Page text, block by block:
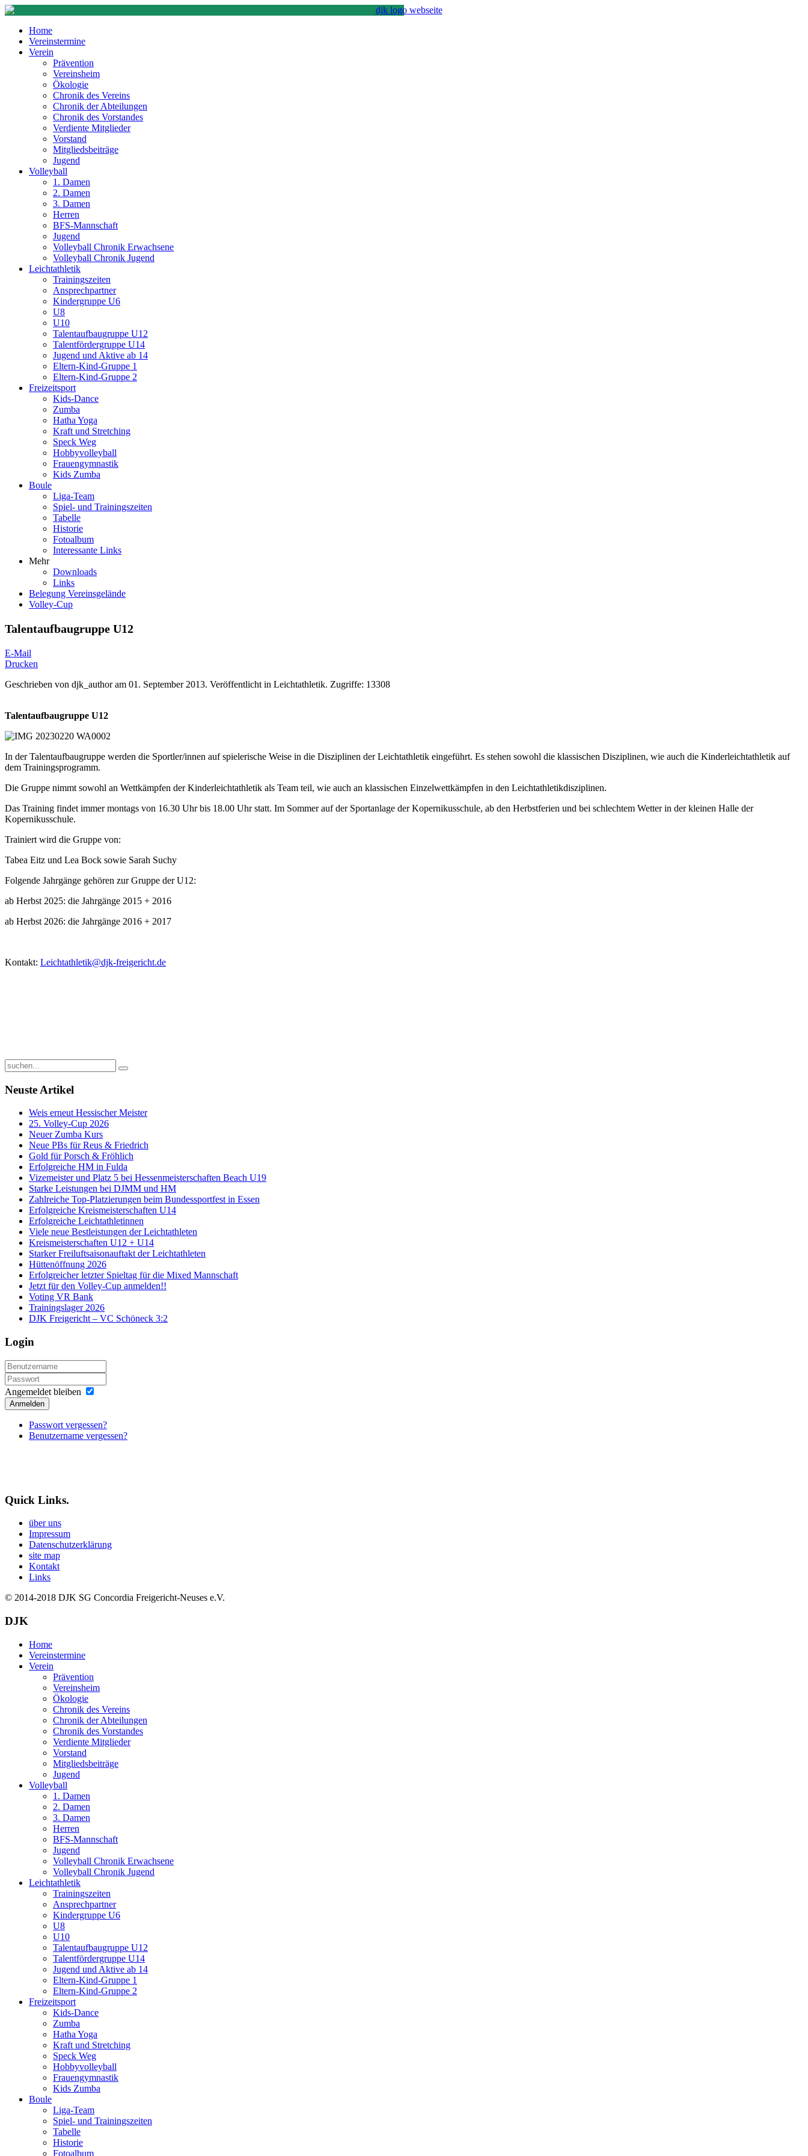
Home
Vereinstermine
Verein
Prävention
Vereinsheim
Ökologie
Chronik des Vereins
Chronik der Abteilungen
Chronik des Vorstandes
Verdiente Mitglieder
Vorstand
Mitgliedsbeiträge
Jugend
Volleyball
1. Damen
2. Damen
3. Damen
Herren
BFS-Mannschaft
Jugend
Volleyball Chronik Erwachsene
Volleyball Chronik Jugend
Leichtathletik
Trainingszeiten
Ansprechpartner
Kindergruppe U6
U8
U10
Talentaufbaugruppe U12
Talentfördergruppe U14
Jugend und Aktive ab 14
Eltern-Kind-Gruppe 1
Eltern-Kind-Gruppe 2
Freizeitsport
Kids-Dance
Zumba
Hatha Yoga
Kraft und Stretching
Speck Weg
Hobbyvolleyball
Frauengymnastik
Kids Zumba
Boule
Liga-Team
Spiel- und Trainingszeiten
Tabelle
Historie
Fotoalbum
Interessante Links
Mehr
Downloads
Links
Belegung Vereinsgelände
Volley-Cup
Talentaufbaugruppe U12
E-Mail
Drucken
Geschrieben von djk_authoram 01. September 2013. Veröffentlicht in Leichtathletik. Zugriffe: 13308
Talentaufbaugruppe U12
In der Talentaufbaugruppe werden die Sportler/innen auf spielerische Weise in die Disziplinen der Leichtathletik eingeführt. Es stehen sowohl die klassischen Disziplinen, wie auch die Kinderleichtathletik auf
dem Trainingsprogramm.
Die Gruppe nimmt sowohl an Wettkämpfen der Kinderleichtathletik als Team teil, wie auch an klassischen Einzelwettkämpfen in den Leichtathletikdisziplinen.
Das Training findet immer montags von 16.30 Uhr bis 18.00 Uhr statt. Im Sommer auf der Sportanlage der Kopernikusschule, ab den Herbstferien und bei schlechtem Wetter in der kleinen Halle der
Kopernikusschule.
Trainiert wird die Gruppe von:
Tabea Eitz und Lea Bock sowie Sarah Suchy
Folgende Jahrgänge gehören zur Gruppe der U12:
ab Herbst 2025: die Jahrgänge 2015 + 2016
ab Herbst 2026: die Jahrgänge 2016 + 2017
Kontakt: Leichtathletik@djk-freigericht.de
Neuste Artikel
Weis erneut Hessischer Meister
25. Volley-Cup 2026
Neuer Zumba Kurs
Neue PBs für Reus & Friedrich
Gold für Porsch & Fröhlich
Erfolgreiche HM in Fulda
Vizemeister und Platz 5 bei Hessenmeisterschaften Beach U19
Starke Leistungen bei DJMM und HM
Zahlreiche Top-Platzierungen beim Bundessportfest in Essen
Erfolgreiche Kreismeisterschaften U14
Erfolgreiche Leichtathletinnen
Viele neue Bestleistungen der Leichtathleten
Kreismeisterschaften U12 + U14
Starker Freiluftsaisonauftakt der Leichtathleten
Hüttenöffnung 2026
Erfolgreicher letzter Spieltag für die Mixed Mannschaft
Jetzt für den Volley-Cup anmelden!!
Voting VR Bank
Trainingslager 2026
DJK Freigericht – VC Schöneck 3:2
Login
Angemeldet bleiben
Anmelden
Passwort vergessen?
Benutzername vergessen?
Quick Links.
über uns
Impressum
Datenschutzerklärung
site map
Kontakt
Links
© 2014-2018 DJK SG Concordia Freigericht-Neuses e.V.
DJK
Home
Vereinstermine
Verein
Prävention
Vereinsheim
Ökologie
Chronik des Vereins
Chronik der Abteilungen
Chronik des Vorstandes
Verdiente Mitglieder
Vorstand
Mitgliedsbeiträge
Jugend
Volleyball
1. Damen
2. Damen
3. Damen
Herren
BFS-Mannschaft
Jugend
Volleyball Chronik Erwachsene
Volleyball Chronik Jugend
Leichtathletik
Trainingszeiten
Ansprechpartner
Kindergruppe U6
U8
U10
Talentaufbaugruppe U12
Talentfördergruppe U14
Jugend und Aktive ab 14
Eltern-Kind-Gruppe 1
Eltern-Kind-Gruppe 2
Freizeitsport
Kids-Dance
Zumba
Hatha Yoga
Kraft und Stretching
Speck Weg
Hobbyvolleyball
Frauengymnastik
Kids Zumba
Boule
Liga-Team
Spiel- und Trainingszeiten
Tabelle
Historie
Fotoalbum